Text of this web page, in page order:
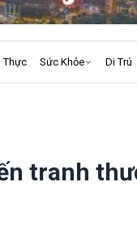
Thực Sức Khỏe Di Trú
tranh